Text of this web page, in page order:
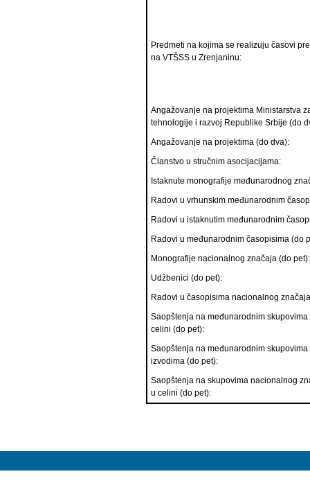
Predmeti na kojima se realizuju časovi
na VTŠSS u Zrenjaninu:
Angažovanje na projektima Ministarstva
tehnologije i razvoj Republike Srbije (do
Angažovanje na projektima (do dva):
Članstvo u stručnim asocijacijama:
Istaknute monografije međunarodnog
Radovi u vrhunskim međunarodnim
Radovi u istaknutim međunarodnim
Radovi u međunarodnim časopisima (do
Monografije nacionalnog značaja (do pet):
Udžbenici (do pet):
Radovi u časopisima nacionalnog
Saopštenja na međunarodnim skupovima
celini (do pet):
Saopštenja na međunarodnim
izvodima (do pet):
Saopštenja na skupovima nacionalnog
u celini (do pet):